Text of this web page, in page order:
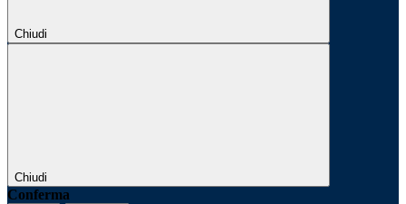
Chiudi
Chiudi
Conferma